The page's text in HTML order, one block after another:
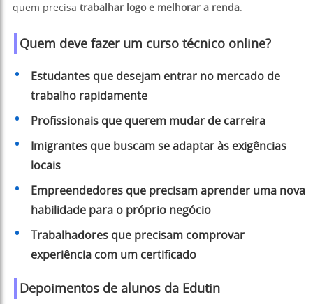
quem precisa trabalhar logo e melhorar a renda.
Quem deve fazer um curso técnico online?
Estudantes que desejam entrar no mercado de
trabalho rapidamente
Profissionais que querem mudar de carreira
Imigrantes que buscam se adaptar às exigências
locais
Empreendedores que precisam aprender uma nova
habilidade para o próprio negócio
Trabalhadores que precisam comprovar
experiência com um certificado
Depoimentos de alunos da Edutin